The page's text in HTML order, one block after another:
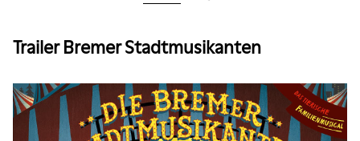
Trailer Bremer Stadtmusikanten